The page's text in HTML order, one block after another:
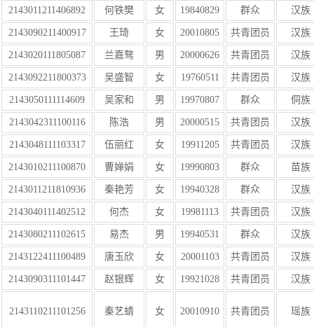
2143011211406892 何铁樊 女 19840829 群众 汉族
2143090211400917 王琦 女 20010805 共青团员 汉族
2143020111805087 兰嘉骜 男 20000626 共青团员 汉族
2143092211800373 吴盛智 女 19760511 共青团员 汉族
2143050111114609 吴家和 男 19970807 群众 侗族
2143042311100116 陈浩 男 20000515 共青团员 汉族
2143048111103317 伍丽红 女 19911205 共青团员 汉族
2143010211100870 曹婵娟 女 19990803 群众 苗族
2143011211810936 秦艳芳 女 19940328 群众 汉族
2143040111402512 何杰 女 19981113 共青团员 汉族
2143080211102615 易杰 男 19940531 群众 汉族
2143122411100489 唐玉欣 女 20001103 共青团员 汉族
2143090311101447 赵银辉 女 19921028 共青团员 汉族
2143110211101256 秦艺蜻 女 20010910 共青团员 瑶族